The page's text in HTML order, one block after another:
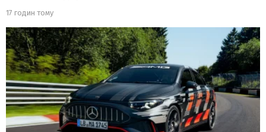
17 годин тому